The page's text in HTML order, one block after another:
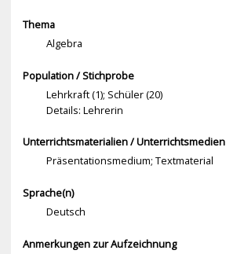
Thema
Algebra
Population / Stichprobe
Lehrkraft (1); Schüler (20)
Details: Lehrerin
Unterrichtsmaterialien / Unterrichtsmedien
Präsentationsmedium; Textmaterial
Sprache(n)
Deutsch
Anmerkungen zur Aufzeichnung